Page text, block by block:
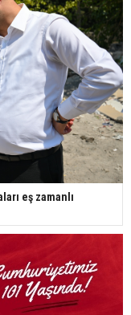
eş zamanlı